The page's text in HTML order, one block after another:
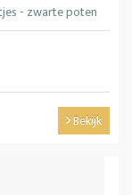
- zwarte poten
Bekijk